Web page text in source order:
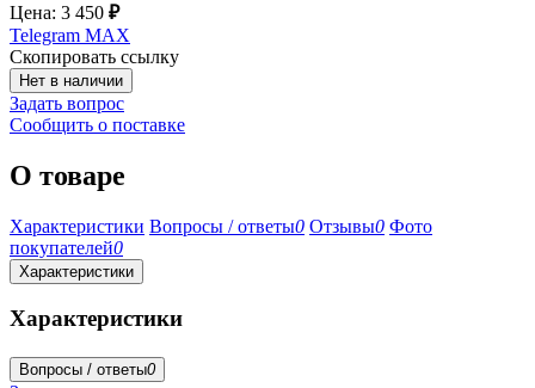
Цена: 3 450 ₽
Telegram MAX
Скопировать ссылку
Нет в наличии
Задать вопрос
Сообщить о поставке
О товаре
Характеристики Вопросы / ответы0 Отзывы0 Фото
покупателей0
Характеристики
Характеристики
Вопросы / ответы0